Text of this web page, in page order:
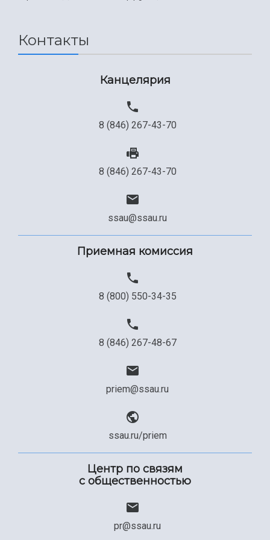
Официальные документы
Контакты
Канцелярия
8 (846) 267-43-70
8 (846) 267-43-70
ssau@ssau.ru
Приемная комиссия
8 (800) 550-34-35
8 (846) 267-48-67
priem@ssau.ru
ssau.ru/priem
Центр по связям
с общественностью
pr@ssau.ru